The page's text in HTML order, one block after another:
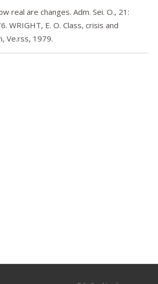
real are changes. Adm. Sei. O., 21:
WRIGHT, E. O. Class, crisis and
Ve.rss, 1979.